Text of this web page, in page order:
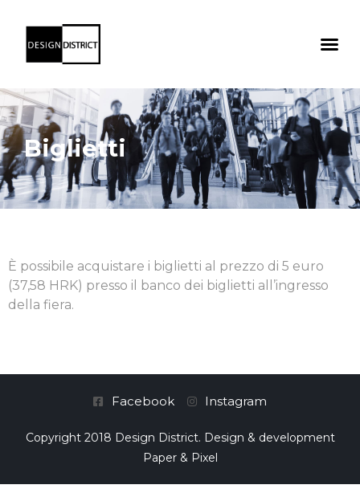
Biglietti
È possibile acquistare i biglietti al prezzo di 5 euro
(37,58 HRK) presso il banco dei biglietti all’ingresso
della fiera.
Facebook Instagram
Copyright 2018 Design District. Design & development
Paper & Pixel